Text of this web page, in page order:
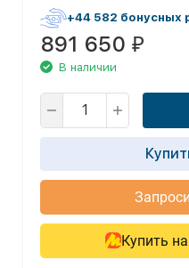
+44 582 бонусных
891 650 ₽
В наличии
Купить